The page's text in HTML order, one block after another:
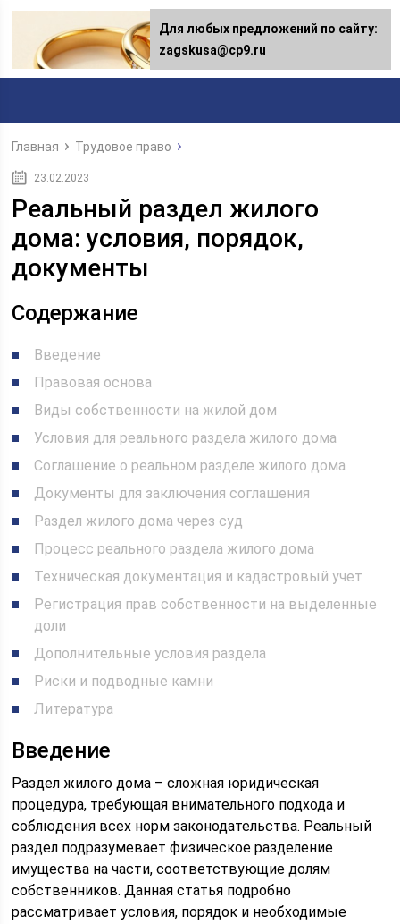
Главная Трудовое право
23.02.2023
Реальный раздел жилого
дома: условия, порядок,
документы
Содержание
Введение
Правовая основа
Виды собственности на жилой дом
Условия для реального раздела жилого дома
Соглашение о реальном разделе жилого дома
Документы для заключения соглашения
Раздел жилого дома через суд
Процесс реального раздела жилого дома
Техническая документация и кадастровый учет
Регистрация прав собственности на выделенные
доли
Дополнительные условия раздела
Риски и подводные камни
Литература
Введение
Раздел жилого дома – сложная юридическая
процедура, требующая внимательного подхода и
соблюдения всех норм законодательства. Реальный
раздел подразумевает физическое разделение
имущества на части, соответствующие долям
собственников. Данная статья подробно
рассматривает условия, порядок и необходимые
Для любых предложений по сайту:
[email protected]
Для любых предложений по сайту:
zagskusa@cp9.ru